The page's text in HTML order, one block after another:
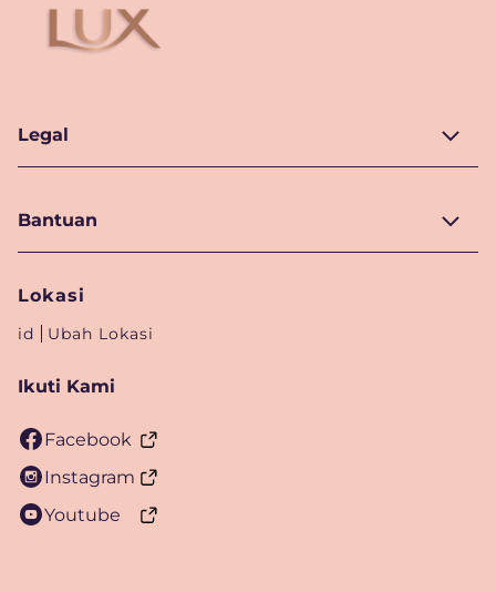
Legal
Bantuan
Lokasi
id Ubah Lokasi
Ikuti Kami
Facebook
Instagram
Youtube